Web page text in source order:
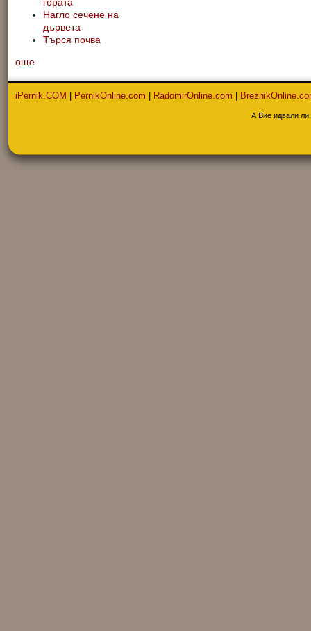
гората
Нагло сечене на
дървета
Търся почва
още
iPernik.COM | PernikOnline.com | RadomirOnline.com |
А Вие идвали